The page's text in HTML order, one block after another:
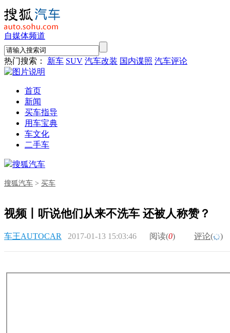
自媒体频道
热门搜索： 新车 SUV 汽车改装 国内谍照 汽车评论
首页
新闻
买车指导
用车宝典
车文化
二手车
搜狐汽车
搜狐汽车 > 买车
视频丨听说他们从来不洗车 还被人称赞？
车王AUTOCAR 2017-01-13 15:03:46 阅读(0) 评论( )